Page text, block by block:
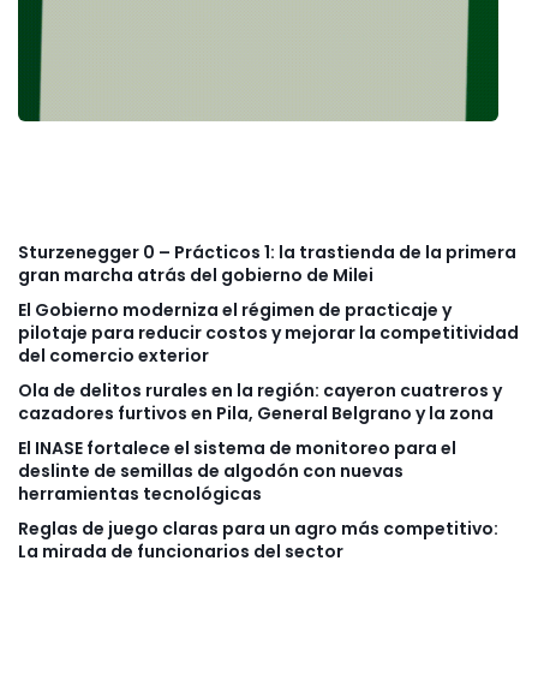
Sturzenegger 0 – Prácticos 1: la trastienda de la primera
gran marcha atrás del gobierno de Milei
El Gobierno moderniza el régimen de practicaje y
pilotaje para reducir costos y mejorar la competitividad
del comercio exterior
Ola de delitos rurales en la región: cayeron cuatreros y
cazadores furtivos en Pila, General Belgrano y la zona
El INASE fortalece el sistema de monitoreo para el
deslinte de semillas de algodón con nuevas
herramientas tecnológicas
Reglas de juego claras para un agro más competitivo:
La mirada de funcionarios del sector